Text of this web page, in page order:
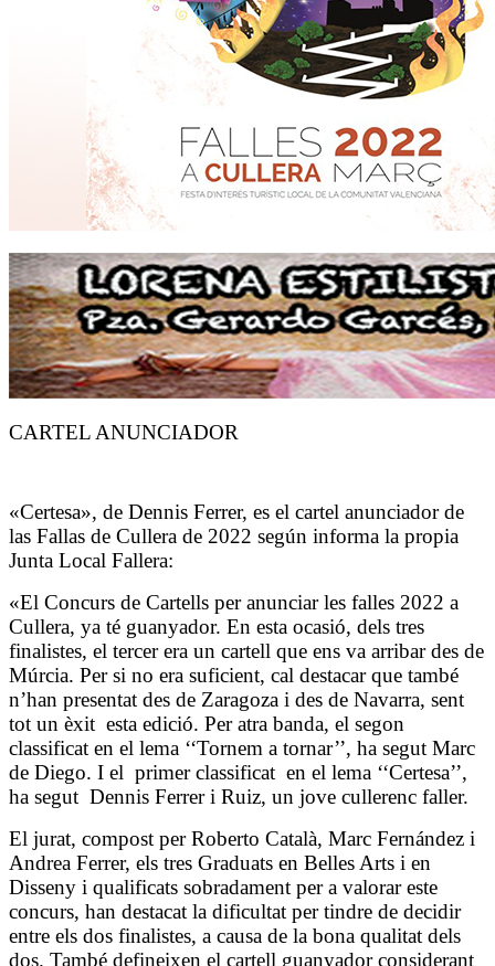
CARTEL ANUNCIADOR
«Certesa», de Dennis Ferrer, es el cartel anunciador de
las Fallas de Cullera de 2022 según informa la propia
Junta Local Fallera:
«El Concurs de Cartells per anunciar les falles 2022 a
Cullera, ya té guanyador. En esta ocasió, dels tres
finalistes, el tercer era un cartell que ens va arribar des de
Múrcia. Per si no era suficient, cal destacar que també
n’han presentat des de Zaragoza i des de Navarra, sent
tot un èxit esta edició. Per atra banda, el segon
classificat en el lema ‘‘Tornem a tornar’’, ha segut Marc
de Diego. I el primer classificat en el lema ‘‘Certesa’’,
ha segut Dennis Ferrer i Ruiz, un jove cullerenc faller.
El jurat, compost per Roberto Català, Marc Fernández i
Andrea Ferrer, els tres Graduats en Belles Arts i en
Disseny i qualificats sobradament per a valorar este
concurs, han destacat la dificultat per tindre de decidir
entre els dos finalistes, a causa de la bona qualitat dels
dos. També defineixen el cartell guanyador considerant